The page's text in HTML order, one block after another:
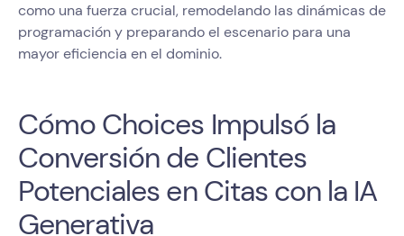
como una fuerza crucial, remodelando las dinámicas de
programación y preparando el escenario para una
mayor eficiencia en el dominio.
Cómo Choices Impulsó la
Conversión de Clientes
Potenciales en Citas con la IA
Generativa